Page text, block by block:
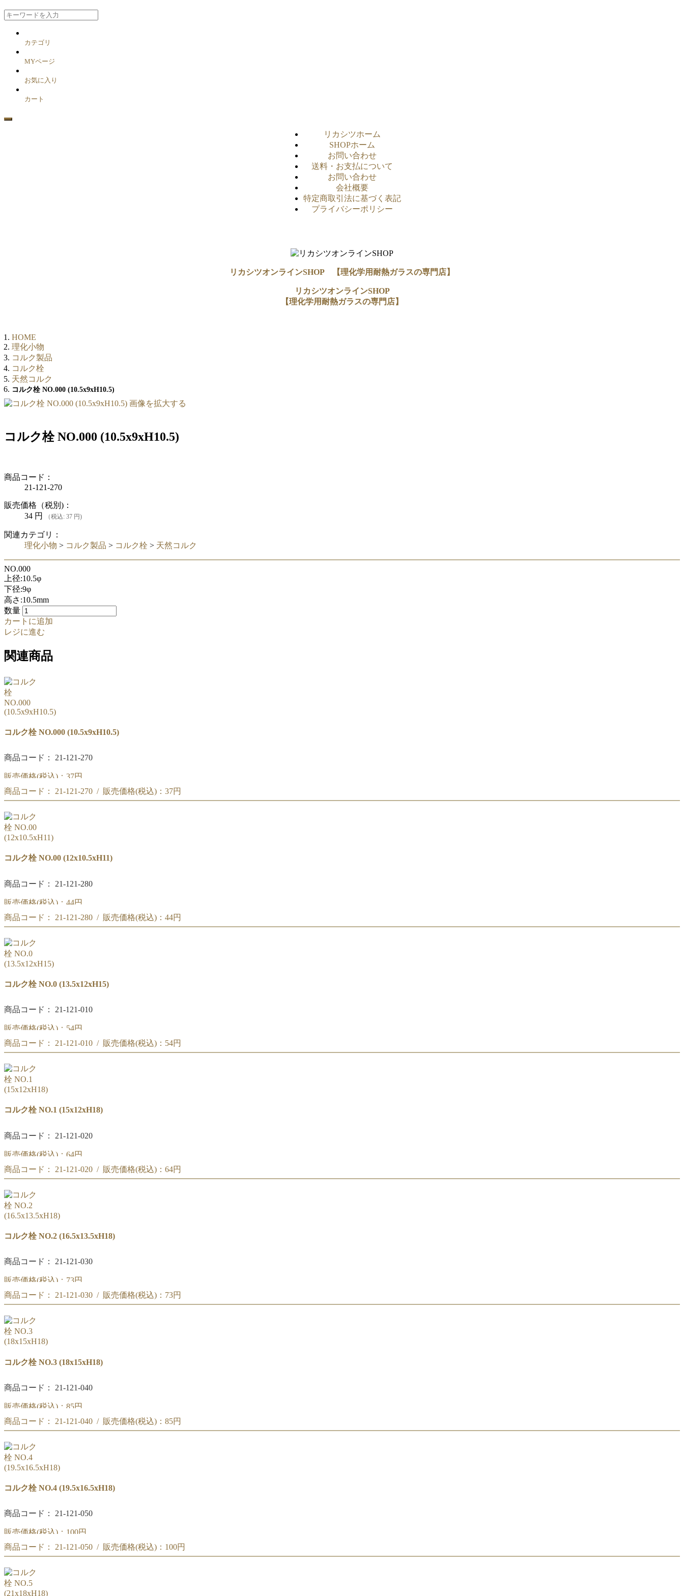
カテゴリ
MYページ
お気に入り
カート
リカシツホーム
SHOPホーム
お問い合わせ
送料・お支払について
お問い合わせ
会社概要
特定商取引法に基づく表記
プライバシーポリシー
リカシツオンラインSHOP 【理化学用耐熱ガラスの専門店】
リカシツオンラインSHOP
【理化学用耐熱ガラスの専門店】
HOME
理化小物
コルク製品
コルク栓
天然コルク
コルク栓 NO.000 (10.5x9xH10.5)
画像を拡大する
コルク栓 NO.000 (10.5x9xH10.5)
商品コード：
21-121-270
販売価格（税別)：
34 円 （税込: 37 円)
関連カテゴリ：
理化小物 > コルク製品 > コルク栓 > 天然コルク
NO.000
上径:10.5φ
下径:9φ
高さ:10.5mm
数量
カートに追加
レジに進む
関連商品
コルク栓 NO.000 (10.5x9xH10.5)
商品コード： 21-121-270
販売価格(税込)： 37円
コルク栓 NO.000
商品コード： 21-121-270 / 販売価格(税込)： 37円
コルク栓 NO.000
(10.5x9xH10.5)
コルク栓 NO.00 (12x10.5xH11)
商品コード： 21-121-280
販売価格(税込)： 44円
コルク栓 NO.00
商品コード： 21-121-280 / 販売価格(税込)： 44円
コルク栓 NO.00
(12x10.5xH11)
コルク栓 NO.0 (13.5x12xH15)
商品コード： 21-121-010
販売価格(税込)： 54円
コルク栓 NO.0
商品コード： 21-121-010 / 販売価格(税込)： 54円
コルク栓 NO.0
(13.5x12xH15)
コルク栓 NO.1 (15x12xH18)
商品コード： 21-121-020
販売価格(税込)： 64円
コルク栓 NO.1
商品コード： 21-121-020 / 販売価格(税込)： 64円
コルク栓 NO.1
(15x12xH18)
コルク栓 NO.2 (16.5x13.5xH18)
商品コード： 21-121-030
販売価格(税込)： 73円
コルク栓 NO.2
商品コード： 21-121-030 / 販売価格(税込)： 73円
コルク栓 NO.2
(16.5x13.5xH18)
コルク栓 NO.3 (18x15xH18)
商品コード： 21-121-040
販売価格(税込)： 85円
コルク栓 NO.3
商品コード： 21-121-040 / 販売価格(税込)： 85円
コルク栓 NO.3
(18x15xH18)
コルク栓 NO.4 (19.5x16.5xH18)
商品コード： 21-121-050
販売価格(税込)： 100円
コルク栓 NO.4
商品コード： 21-121-050 / 販売価格(税込)： 100円
コルク栓 NO.4
(19.5x16.5xH18)